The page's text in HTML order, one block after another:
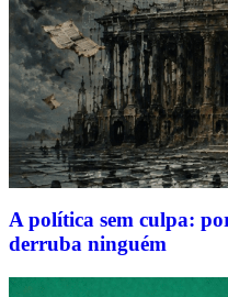
A política sem culpa:
derruba ninguém